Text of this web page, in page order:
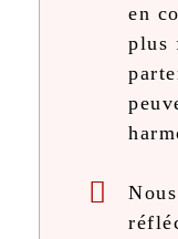
en
plus